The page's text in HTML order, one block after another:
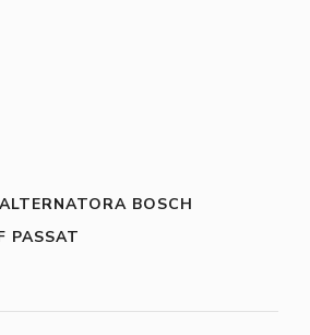
BOSCH
PASSAT